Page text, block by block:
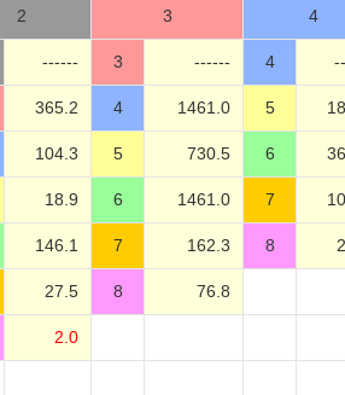
2 3 4
------ 3 ------ 4
365.2 4 1461.0 5
104.3 5 730.5 6
18.9 6 1461.0 7
146.1 7 162.3 8
27.5 8 76.8
2.0